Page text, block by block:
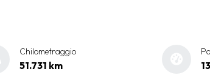
Chilometraggio
51.731 km